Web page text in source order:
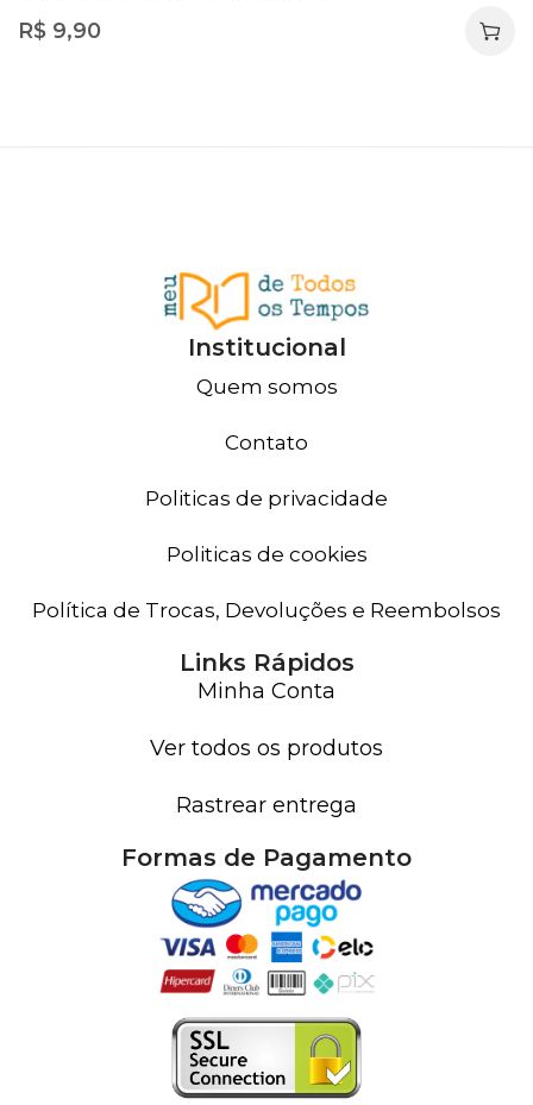
R$ 9,90
Institucional
Quem somos
Contato
Politicas de privacidade
Politicas de cookies
Política de Trocas, Devoluções e Reembolsos
Links Rápidos
Minha Conta
Ver todos os produtos
Rastrear entrega
Formas de Pagamento